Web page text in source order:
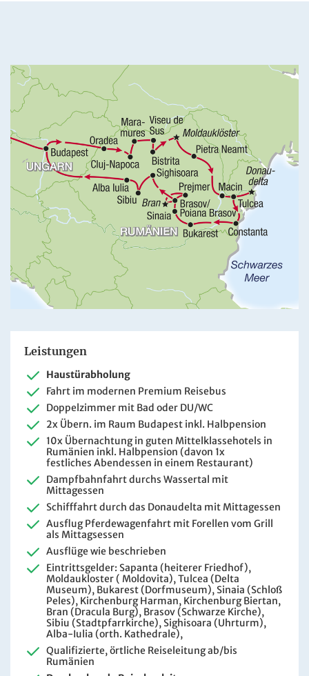
Leistungen
Haustürabholung
Fahrt im modernen Premium Reisebus
Doppelzimmer mit Bad oder DU/WC
2x Übern. im Raum Budapest inkl. Halbpension
10x Übernachtung in guten Mittelklassehotels in
Rumänien inkl. Halbpension (davon 1x
festliches Abendessen in einem Restaurant)
Dampfbahnfahrt durchs Wassertal mit
Mittagessen
Schifffahrt durch das Donaudelta mit Mittagessen
Ausflug Pferdewagenfahrt mit Forellen vom Grill
als Mittagsessen
Ausflüge wie beschrieben
Eintrittsgelder: Sapanta (heiterer Friedhof),
Moldaukloster ( Moldovita), Tulcea (Delta
Museum), Bukarest (Dorfmuseum), Sinaia (Schloß
Peles), Kirchenburg Harman, Kirchenburg Biertan,
Bran (Dracula Burg), Brasov (Schwarze Kirche),
Sibiu (Stadtpfarrkirche), Sighisoara (Uhrturm),
Alba-Iulia (orth. Kathedrale),
Qualifizierte, örtliche Reiseleitung ab/bis
Rumänien